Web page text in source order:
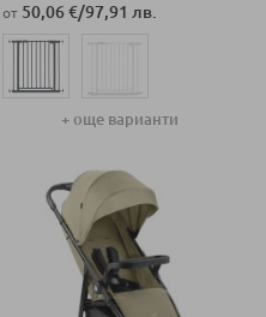
от 50,06 €/97,91 лв.
+ още варианти